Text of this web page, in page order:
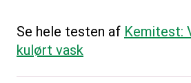
Se hele testen af Kemitest:
kulørt vask